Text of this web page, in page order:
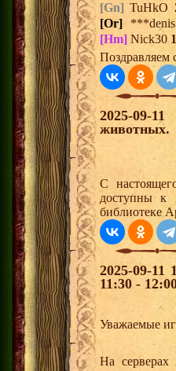
[Gn] TuHkO
[Or]
[Hm] Nick30
Поздравляем
2025-09-
животных.
С
доступны к
библиотеке
2025-09-11
11:30 -
Уважаемые
На